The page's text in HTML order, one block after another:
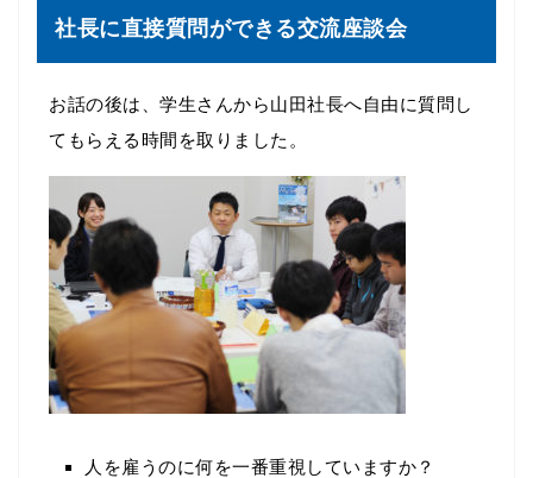
社長に直接質問ができる交流座談会
お話の後は、学生さんから山田社長へ自由に質問し
てもらえる時間を取りました。
人を雇うのに何を一番重視していますか？